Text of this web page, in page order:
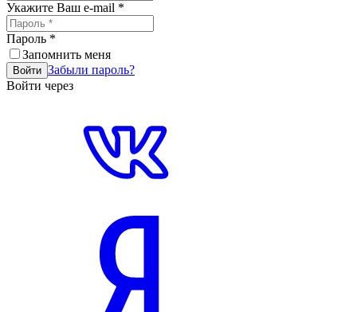
Укажите Ваш e-mail *
Пароль *
Запомнить меня
Войти Забыли пароль?
Войти через